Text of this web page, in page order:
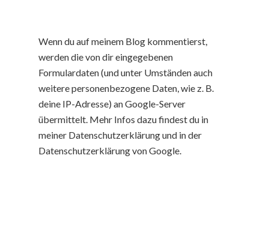
Wenn du auf meinem Blog kommentierst,
werden die von dir eingegebenen
Formulardaten (und unter Umständen auch
weitere personenbezogene Daten, wie z. B.
deine IP-Adresse) an Google-Server
übermittelt. Mehr Infos dazu findest du in
meiner Datenschutzerklärung und in der
Datenschutzerklärung von Google.